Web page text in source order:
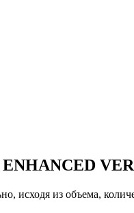
исходя из объема,